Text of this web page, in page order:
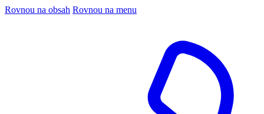
Rovnou na obsah Rovnou na menu